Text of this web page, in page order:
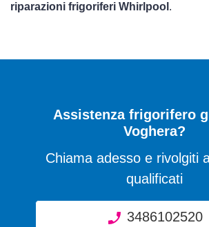
riparazioni frigoriferi Whirlpool .
Assistenza frigorifero
Voghera?
Chiama adesso e rivolgiti
qualificati
3486102520